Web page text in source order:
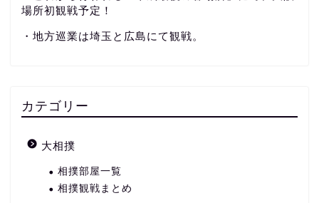
場所初観戦予定！
・地方巡業は埼玉と広島にて観戦。
カテゴリー
大相撲
相撲部屋一覧
相撲観戦まとめ